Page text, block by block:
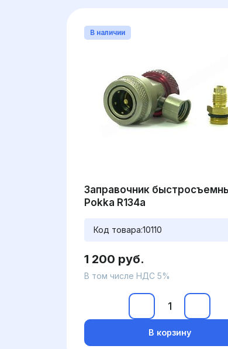
В наличии
Заправочник
Pokka R134a
Код товара:10110
1 200 руб.
В том числе НДС 5%
В корзину